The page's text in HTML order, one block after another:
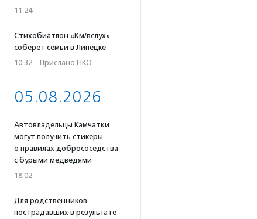
11:24
Стихобиатлон «Км/вслух»
соберет семьи в Липецке
10:32 · Прислано НКО
05.08.2026
Автовладельцы Камчатки
могут получить стикеры
о правилах добрососедства
с бурыми медведями
18:02
Для родственников
пострадавших в результате